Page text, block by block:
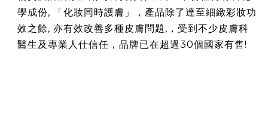
學成份, 「化妝同時護膚」，產品除了達至細緻彩妝功
效之餘, 亦有效改善多種皮膚問題,，受到不少皮膚科
醫生及專業人仕信任，品牌已在超過30個國家有售!